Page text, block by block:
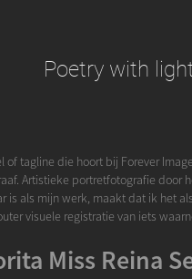
Poetry with
tagline die hoort bij Forever
Artistieke portretfotografie door
is als mijn werk, maakt dat ik het
visuele registratie van iets
Miss Reina